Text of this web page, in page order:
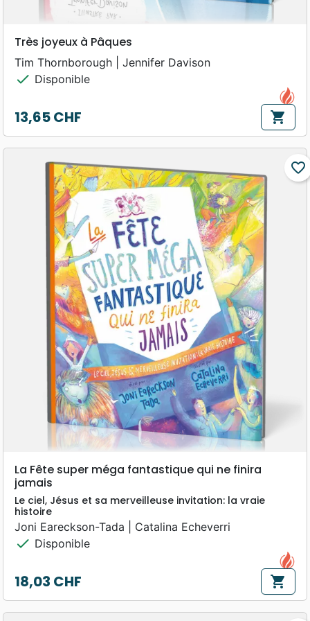
Très joyeux à Pâques
Tim Thornborough | Jennifer Davison
check Disponible
Prix
13,65 CHF shopping_cart
favorite_border
La Fête super méga fantastique qui ne finira
jamais
Le ciel, Jésus et sa merveilleuse invitation: la vraie
histoire
Joni Eareckson-Tada | Catalina Echeverri
check Disponible
Prix
18,03 CHF shopping_cart